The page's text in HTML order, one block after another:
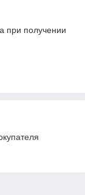
при получении